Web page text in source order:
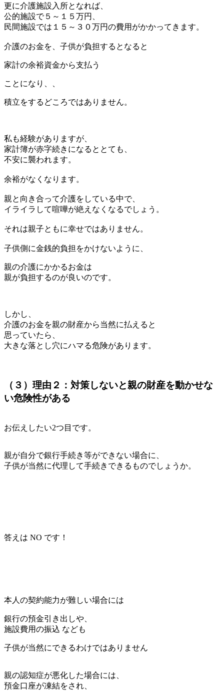
更に介護施設入所となれば、
公的施設で５～１５万円、
民間施設では１５～３０万円の費用がかかってきます。
介護のお金を、子供が負担するとなると
家計の余裕資金から支払う
ことになり、、
積立をするどころではありません。
私も経験がありますが、
家計簿が赤字続きになるととても、
不安に襲われます。
余裕がなくなります。
親と向き合って介護をしている中で、
イライラして喧嘩が絶えなくなるでしょう。
それは親子ともに幸せではありません。
子供側に金銭的負担をかけないように、
親の介護にかかるお金は
親が負担するのが良いのです。
しかし、
介護のお金を親の財産から当然に払えると
思っていたら、
大きな落とし穴にハマる危険があります。
（３）理由２：対策しないと親の財産を動かせな
い危険性がある
お伝えしたい2つ目です。
親が自分で銀行手続き等ができない場合に、
子供が当然に代理して手続きできるものでしょうか。
答えは NO です！
本人の契約能力が難しい場合には
銀行の預金引き出しや、
施設費用の振込 なども
子供が当然にできるわけではありません
親の認知症が悪化した場合には、
預金口座が凍結をされ、